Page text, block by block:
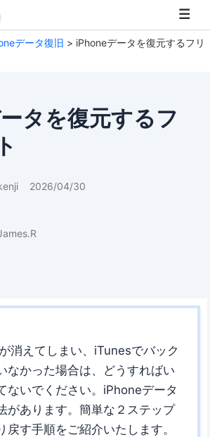
データ復旧 > iPhoneデータを復元するフリ
タを復元するフ
2026/04/30
消えてしまい、iTunesでバック
なかった場合は、どうすればい
ないでください。iPhoneデータ
があります。簡単な２ステップ
戻す手順をご紹介いたします。